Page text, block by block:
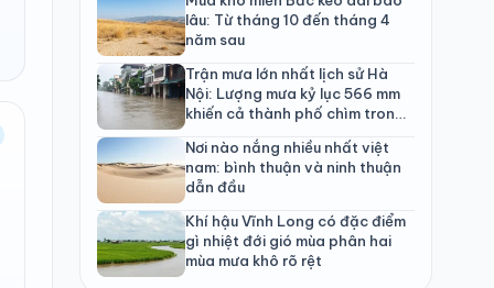
lâu: Từ tháng 10 đến tháng 4
năm sau
Trận mưa lớn nhất lịch sử Hà
Nội: Lượng mưa kỷ lục 566 mm
khiến cả thành phố chìm trong
Nơi nào nắng nhiều nhất việt
nam: bình thuận và ninh thuận
dẫn đầu
Khí hậu Vĩnh Long có đặc điểm
gì nhiệt đới gió mùa phân hai
mùa mưa khô rõ rệt